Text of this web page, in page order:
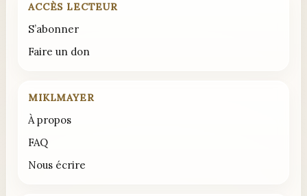
ACCÈS LECTEUR
S’abonner
Faire un don
MIKLMAYER
À propos
FAQ
Nous écrire